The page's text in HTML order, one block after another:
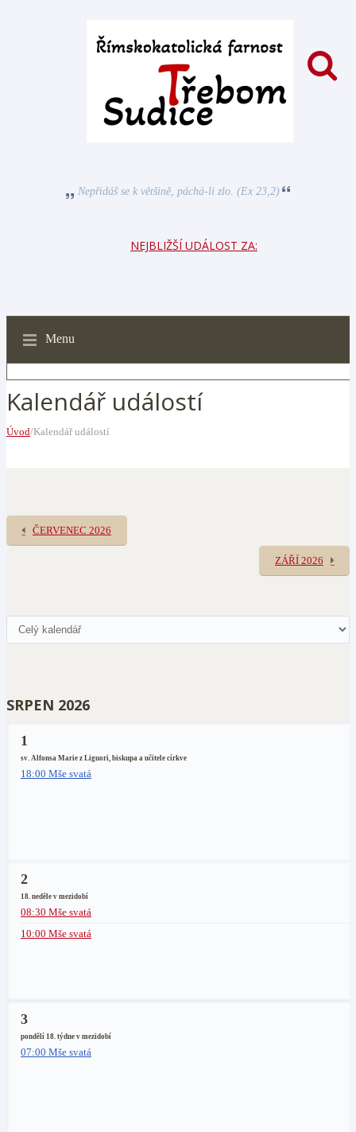
Nepřidáš se k většině, páchá-li zlo. (Ex 23,2)
NEJBLIŽŠÍ UDÁLOST ZA:
Menu
Kalendář událostí
Úvod/Kalendář událostí
ČERVENEC 2026
ZÁŘÍ 2026
SRPEN 2026
1
sv. Alfonsa Marie z Liguori, biskupa a učitele církve
18:00 Mše svatá
2
18. neděle v mezidobí
08:30 Mše svatá
10:00 Mše svatá
3
pondělí 18. týdne v mezidobí
07:00 Mše svatá